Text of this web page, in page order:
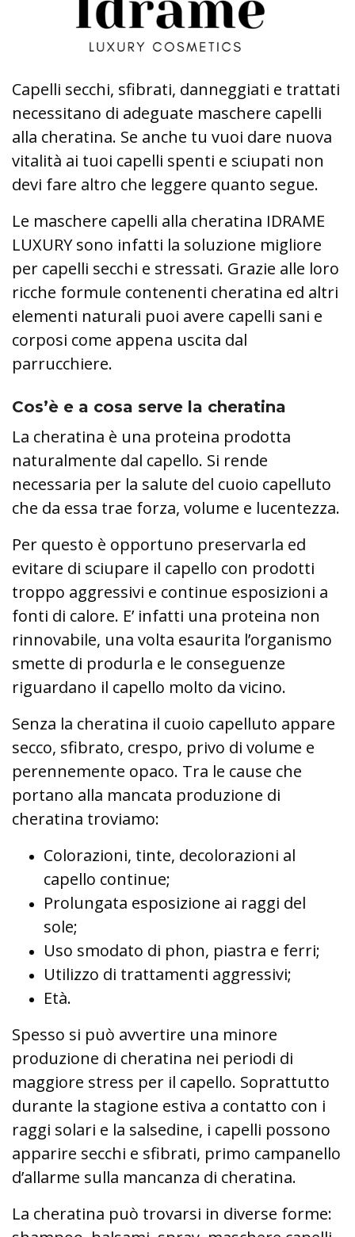
Capelli secchi, sfibrati, danneggiati e trattati
necessitano di adeguate maschere capelli
alla cheratina. Se anche tu vuoi dare nuova
vitalità ai tuoi capelli spenti e sciupati non
devi fare altro che leggere quanto segue.
Le maschere capelli alla cheratina IDRAME
LUXURY sono infatti la soluzione migliore
per capelli secchi e stressati. Grazie alle loro
ricche formule contenenti cheratina ed altri
elementi naturali puoi avere capelli sani e
corposi come appena uscita dal
parrucchiere.
Cos’è e a cosa serve la cheratina
La cheratina è una proteina prodotta
naturalmente dal capello. Si rende
necessaria per la salute del cuoio capelluto
che da essa trae forza, volume e lucentezza.
Per questo è opportuno preservarla ed
evitare di sciupare il capello con prodotti
troppo aggressivi e continue esposizioni a
fonti di calore. E’ infatti una proteina non
rinnovabile, una volta esaurita l’organismo
smette di produrla e le conseguenze
riguardano il capello molto da vicino.
Senza la cheratina il cuoio capelluto appare
secco, sfibrato, crespo, privo di volume e
perennemente opaco. Tra le cause che
portano alla mancata produzione di
cheratina troviamo:
Colorazioni, tinte, decolorazioni al
capello continue;
Prolungata esposizione ai raggi del
sole;
Uso smodato di phon, piastra e ferri;
Utilizzo di trattamenti aggressivi;
Età.
Spesso si può avvertire una minore
produzione di cheratina nei periodi di
maggiore stress per il capello. Soprattutto
durante la stagione estiva a contatto con i
raggi solari e la salsedine, i capelli possono
apparire secchi e sfibrati, primo campanello
d’allarme sulla mancanza di cheratina.
La cheratina può trovarsi in diverse forme: